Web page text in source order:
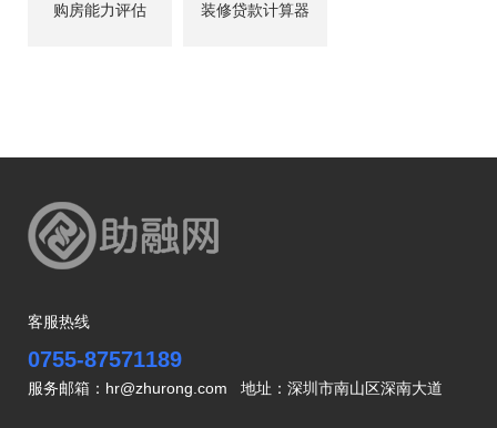
购房能力评估 装修贷款计算器
客服热线
0755-87571189
服务邮箱：hr@zhurong.com 地址：深圳市南山区深南大道